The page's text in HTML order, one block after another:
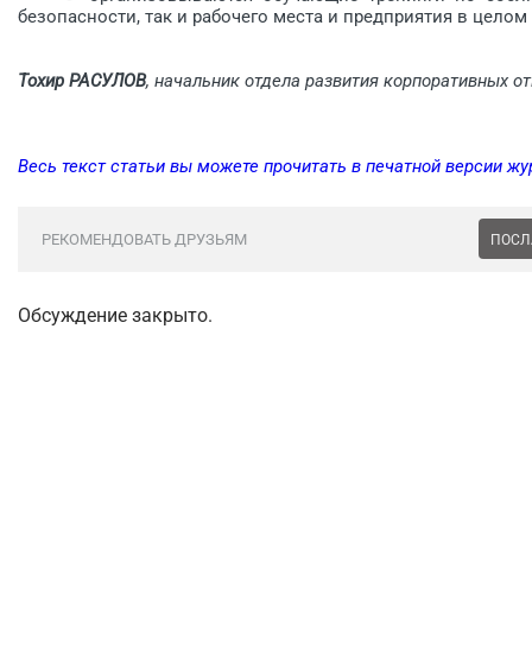
безопасности, так и рабочего места и предприятия в
Тохир РАСУЛОВ, начальник отдела развития корпоративных
Весь текст статьи вы можете прочитать в печатной версии
РЕКОМЕНДОВАТЬ ДРУЗЬЯМ
Обсуждение закрыто.